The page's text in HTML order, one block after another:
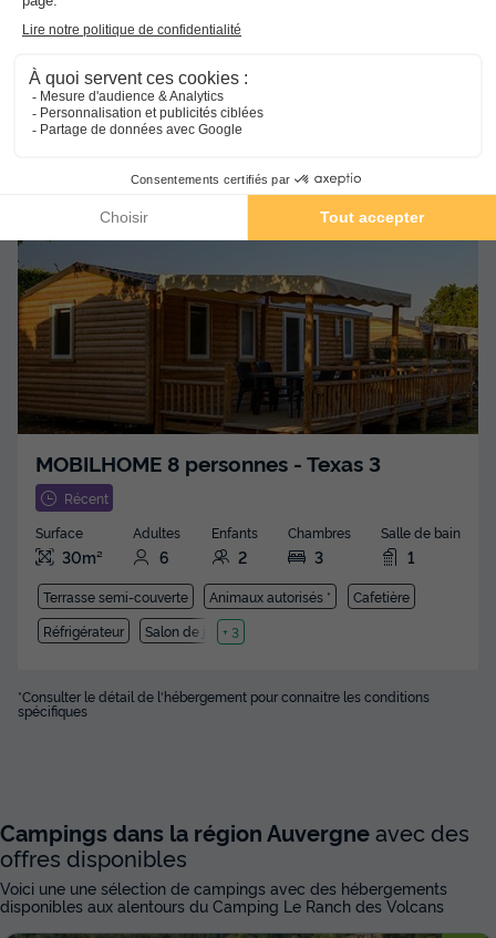
MOBILHOME 6 personnes
Surface
23m²
Adultes
6
Salon de jardin
Micro-ondes
+ 1
MOBILHOME 8 personnes - Texas 3
Récent
Surface
30m²
Adultes
6
Enfants
2
Chambres
3
Salle de bain
1
Terrasse semi-couverte Animaux autorisés *
Cafetière
Réfrigérateur
Salon de jardin
+ 3
*Consulter le détail de l'hébergement pour connaitre les conditions
spécifiques
Campings dans la région Auvergneavec des
offres disponibles
Voici une une sélection de campings avec des hébergements
disponibles aux alentours du Camping Le Ranch des Volcans